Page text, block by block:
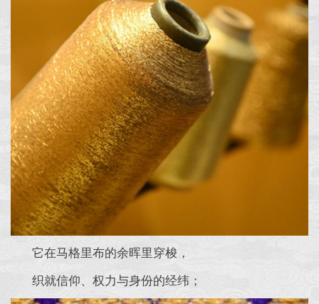
它在马格里布的余晖里穿梭，
织就信仰、权力与身份的经纬；